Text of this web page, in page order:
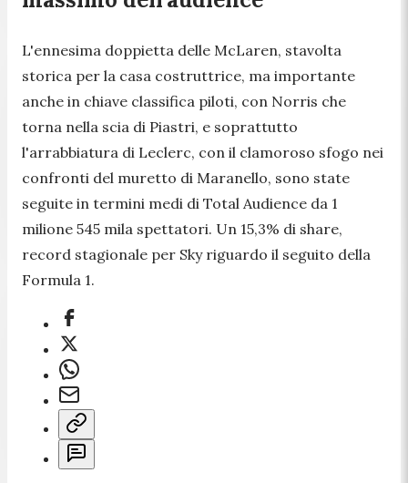
L'ennesima doppietta delle McLaren, stavolta
storica per la casa costruttrice, ma importante
anche in chiave classifica piloti, con Norris che
torna nella scia di Piastri, e soprattutto
l'arrabbiatura di Leclerc, con il clamoroso sfogo nei
confronti del muretto di Maranello, sono state
seguite in termini medi di Total Audience da 1
milione 545 mila spettatori. Un 15,3% di share,
record stagionale per Sky riguardo il seguito della
Formula 1.